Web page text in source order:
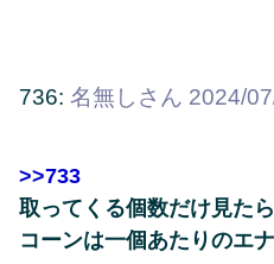
736: 名無しさん 2024/
>>733
取ってくる個数だけ見た
コーンは一個あたりのエ